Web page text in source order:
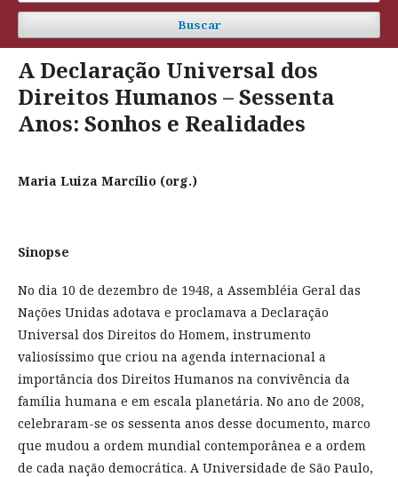
Buscar
A Declaração Universal dos
Direitos Humanos – Sessenta
Anos: Sonhos e Realidades
Maria Luiza Marcílio (org.)
Sinopse
No dia 10 de dezembro de 1948, a Assembléia Geral das
Nações Unidas adotava e proclamava a Declaração
Universal dos Direitos do Homem, instrumento
valiosíssimo que criou na agenda internacional a
importância dos Direitos Humanos na convivência da
família humana e em escala planetária. No ano de 2008,
celebraram-se os sessenta anos desse documento, marco
que mudou a ordem mundial contemporânea e a ordem
de cada nação democrática. A Universidade de São Paulo,